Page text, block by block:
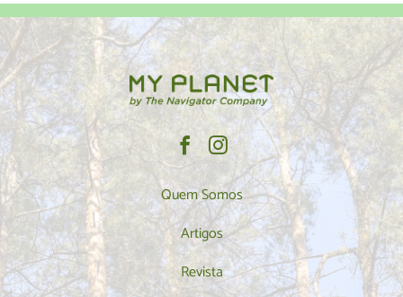
Quem Somos
Artigos
Revista